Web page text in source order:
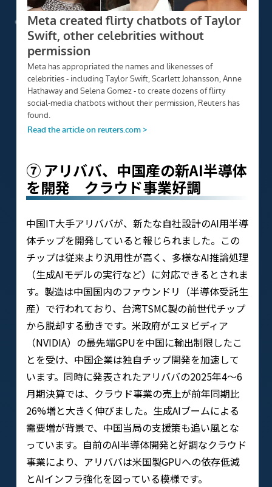
⑦ アリババ、中国産の新AI半導体
を開発 クラウド事業好調
中国IT大手アリババが、新たな自社設計のAI用半導
体チップを開発していると報じられました。この
チップは従来より汎用性が高く、多様なAI推論処理
（生成AIモデルの実行など）に対応できるとされま
す。製造は中国国内のファウンドリ（半導体受託生
産）で行われており、台湾TSMC製の前世代チップ
から脱却する動きです。米政府がエヌビディア
（NVIDIA）の最先端GPUを中国に輸出制限したこ
とを受け、中国企業は独自チップ開発を加速して
います。同時に発表されたアリババの2025年4～6
月期決算では、クラウド事業の売上が前年同期比
26%増と大きく伸びました。生成AIブームによる
需要増が背景で、中国当局の支援策も追い風とな
っています。自前のAI半導体開発と好調なクラウド
事業により、アリババは米国製GPUへの依存低減
とAIインフラ強化を図っている模様です。